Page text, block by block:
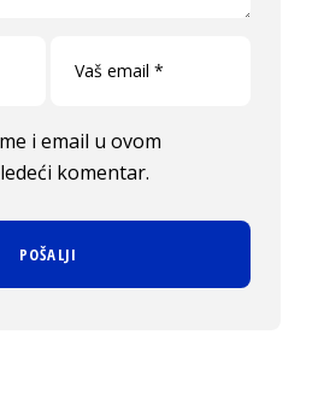
i email u ovom
komentar.